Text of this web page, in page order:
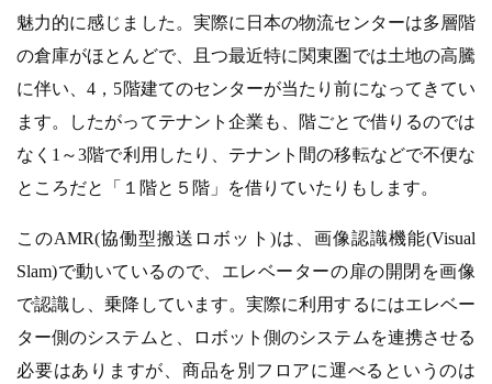
魅力的に感じました。実際に日本の物流センターは多層階
の倉庫がほとんどで、且つ最近特に関東圏では土地の高騰
に伴い、4，5階建てのセンターが当たり前になってきてい
ます。したがってテナント企業も、階ごとで借りるのでは
なく1～3階で利用したり、テナント間の移転などで不便な
ところだと「１階と５階」を借りていたりもします。
このAMR(協働型搬送ロボット)は、画像認識機能(Visual
Slam)で動いているので、エレベーターの扉の開閉を画像
で認識し、乗降しています。実際に利用するにはエレベー
ター側のシステムと、ロボット側のシステムを連携させる
必要はありますが、商品を別フロアに運べるというのは